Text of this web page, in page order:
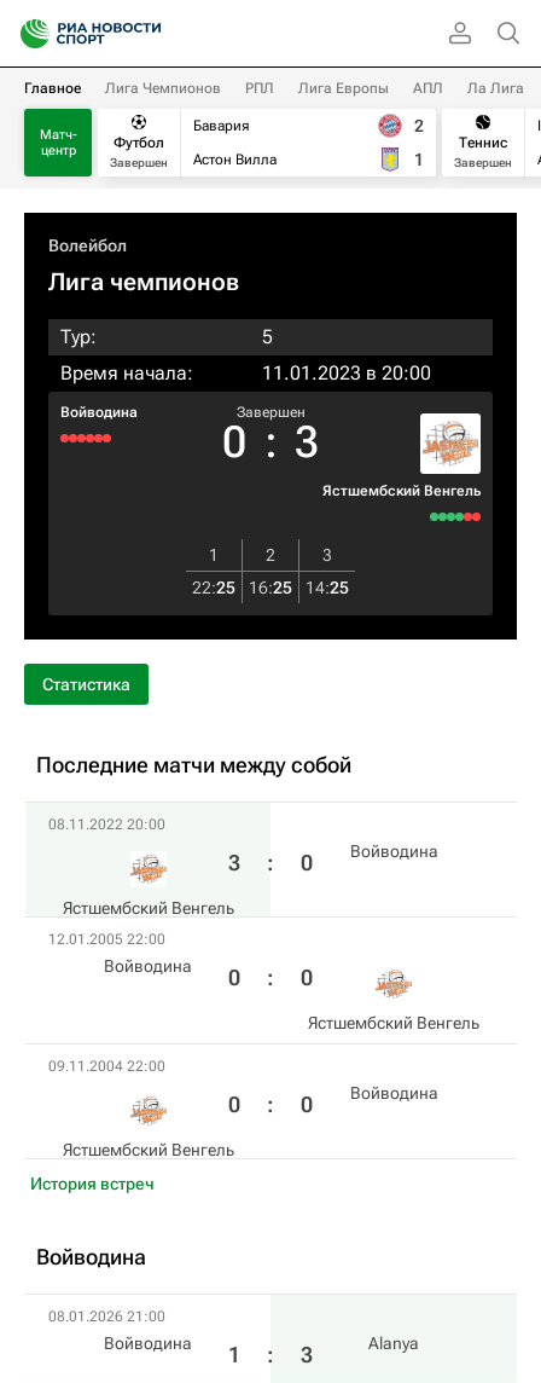
Главное Лига Чемпионов РПЛ Лига Европы АПЛ Ла Лига
Матч-
центр
Футбол
Завершен
Бавария
Астон Вилла
2
1
Теннис
Завершен
Волейбол
Лига чемпионов
Тур:
5
Время начала:
11.01.2023 в 20:00
Войводина Завершен
0 : 3
Ястшембский Венгель
1 2
3
22:25 16:25 14:25
Статистика
Последние матчи между собой
08.11.2022 20:00
Ястшембский Венгель
3 : 0 Войводина
12.01.2005 22:00
Войводина 0 : 0
Ястшембский Венгель
09.11.2004 22:00
Ястшембский Венгель
0 : 0 Войводина
История встреч
Войводина
08.01.2026 21:00
Войводина 1 : 3 Alanya